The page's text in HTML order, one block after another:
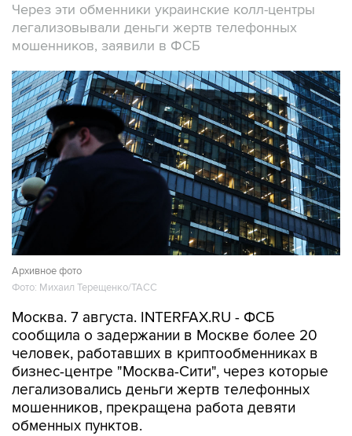
Через эти обменники украинские колл-центры
легализовывали деньги жертв телефонных
мошенников, заявили в ФСБ
Архивное фото
Фото: Михаил Терещенко/ТАСС
Москва. 7 августа. INTERFAX.RU - ФСБ
сообщила о задержании в Москве более 20
человек, работавших в криптообменниках в
бизнес-центре "Москва-Сити", через которые
легализовались деньги жертв телефонных
мошенников, прекращена работа девяти
обменных пунктов.